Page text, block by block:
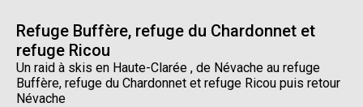
Refuge Buffère, refuge du Chardonnet et
refuge Ricou
Un raid à skis en Haute-Clarée , de Névache au refuge
Buffère, refuge du Chardonnet et refuge Ricou puis retour
Névache